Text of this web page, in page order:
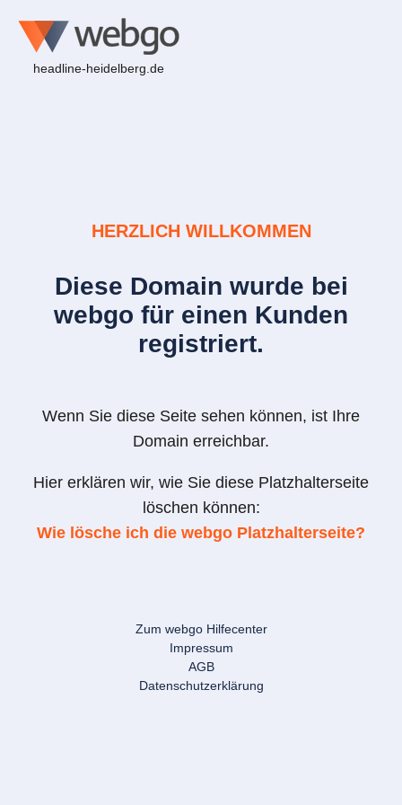
headline-heidelberg.de
HERZLICH WILLKOMMEN
Diese Domain wurde bei
webgo für einen Kunden
registriert.
Wenn Sie diese Seite sehen können, ist Ihre
Domain erreichbar.
Hier erklären wir, wie Sie diese Platzhalterseite
löschen können:
Wie lösche ich die webgo Platzhalterseite?
Zum webgo Hilfecenter
Impressum
AGB
Datenschutzerklärung